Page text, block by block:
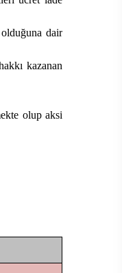
dair
kazanan
olup aksi